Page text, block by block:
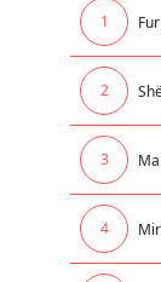
1
2
3
4